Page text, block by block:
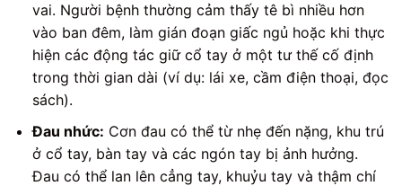
vai. Người bệnh thường cảm thấy tê bì nhiều hơn
vào ban đêm, làm gián đoạn giấc ngủ hoặc khi thực
hiện các động tác giữ cổ tay ở một tư thế cố định
trong thời gian dài (ví dụ: lái xe, cầm điện thoại, đọc
sách).
Đau nhức: Cơn đau có thể từ nhẹ đến nặng, khu trú
ở cổ tay, bàn tay và các ngón tay bị ảnh hưởng.
Đau có thể lan lên cẳng tay, khuỷu tay và thậm chí